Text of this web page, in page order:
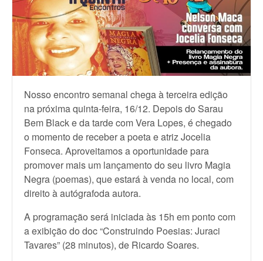
Nosso encontro semanal chega à terceira edição
na próxima quinta-feira, 16/12. Depois do Sarau
Bem Black e da tarde com Vera Lopes, é chegado
o momento de receber a poeta e atriz Jocelia
Fonseca. Aproveitamos a oportunidade para
promover mais um lançamento do seu livro Magia
Negra (poemas), que estará à venda no local, com
direito à autógrafoda autora.
A programação será iniciada às 15h em ponto com
a exibição do doc “Construindo Poesias: Juraci
Tavares” (28 minutos), de Ricardo Soares.